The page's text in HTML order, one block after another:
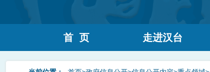
首 页 走进汉台